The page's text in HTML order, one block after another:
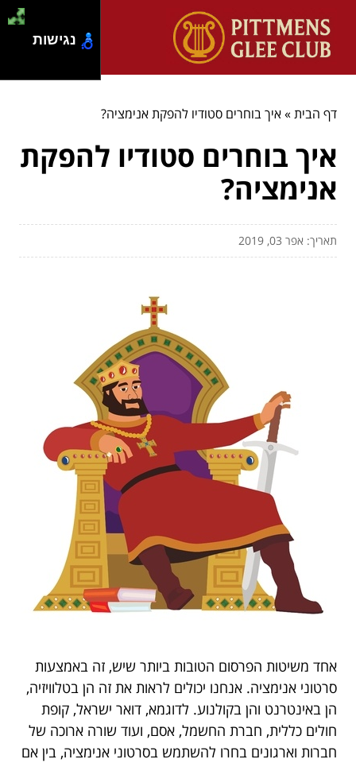
דף הבית»איך בוחרים סטודיו להפקת אנימציה?
איך בוחרים סטודיו להפקת
אנימציה?
תאריך: אפר 03, 2019
אחד משיטות הפרסום הטובות ביותר שיש, זה באמצעות
סרטוני אנימציה. אנחנו יכולים לראות את זה הן בטלוויזיה,
הן באינטרנט והן בקולנוע. לדוגמא, דואר ישראל, קופת
חולים כללית, חברת החשמל, אסם, ועוד שורה ארוכה של
חברות וארגונים בחרו להשתמש בסרטוני אנימציה, בין אם
נגישות